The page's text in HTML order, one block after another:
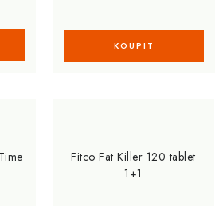
Fitco Fat Killer 120 tablet
1+1